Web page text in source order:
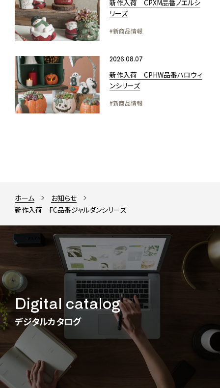
新作入荷 CPXM品番ノエルシ
リーズ
#新商品情報
2026.08.07
新作入荷 CPHW品番ハロウィ
ンシリーズ
#新商品情報
ホーム
お知らせ
新作入荷 FC品番ジャルダンシリーズ
Digital catalog
デジタルカタログ